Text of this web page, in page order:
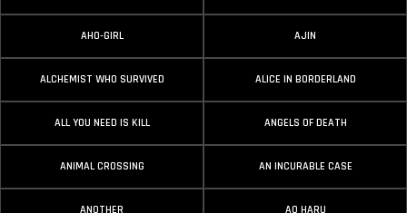
AHO-GIRL AJIN
ALCHEMIST WHO SURVIVED ALICE IN BORDERLAND
ALL YOU NEED IS KILL ANGELS OF DEATH
ANIMAL CROSSING AN INCURABLE CASE
ANOTHER AO HARU